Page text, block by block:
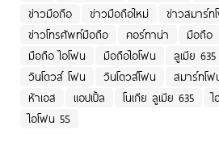
ข่าวมือถือ
ข่าวมือถือใหม่ ข่าวสมาร์ท
ข่าวโทรศัพท์มือถือ
คอร์ทาน่า มือถือ
มือถือ ไอโฟน
มือถือไอโฟน ลูเมีย 635
วินโดวส์ โฟน
วินโดวส์โฟน สมาร์ทโฟ
ห้าเอส
แอปเปิ้ล โนเกีย ลูเมีย 635
ไอโฟน 5S